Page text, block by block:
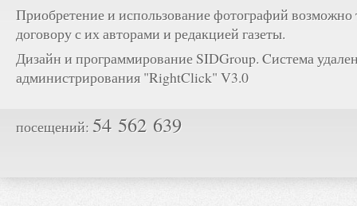
Приобретение и использование фотографий возможно
договору с их авторами и редакцией газеты.
Дизайн и программирование SIDGroup. Cистема
администрирования "RightClick" V3.0
посещений: 54 562 639